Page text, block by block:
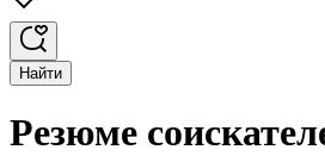
Найти
Резюме